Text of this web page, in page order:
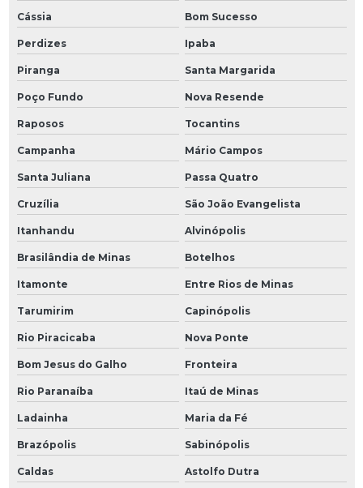
Cássia Bom Sucesso
Perdizes Ipaba
Piranga Santa Margarida
Poço Fundo Nova Resende
Raposos Tocantins
Campanha Mário Campos
Santa Juliana Passa Quatro
Cruzília São João Evangelista
Itanhandu Alvinópolis
Brasilândia de Minas Botelhos
Itamonte Entre Rios de Minas
Tarumirim Capinópolis
Rio Piracicaba Nova Ponte
Bom Jesus do Galho Fronteira
Rio Paranaíba Itaú de Minas
Ladainha Maria da Fé
Brazópolis Sabinópolis
Caldas Astolfo Dutra